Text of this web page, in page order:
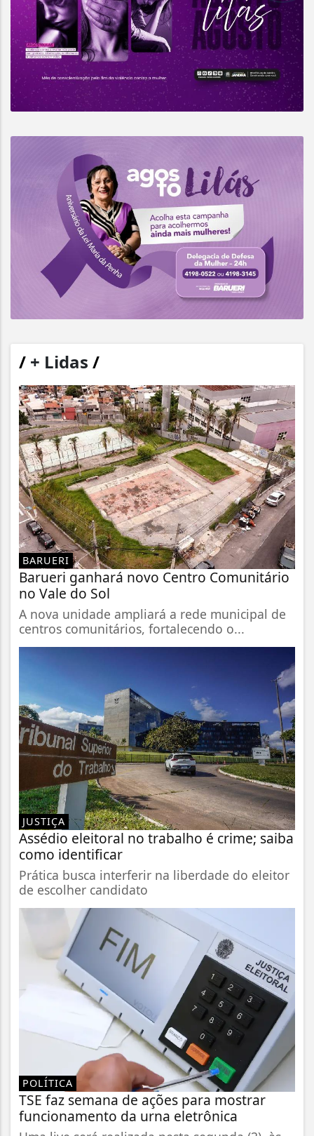
/ + Lidas /
BARUERI
Barueri ganhará novo Centro Comunitário
no Vale do Sol
A nova unidade ampliará a rede municipal de
centros comunitários, fortalecendo o...
JUSTIÇA
Assédio eleitoral no trabalho é crime; saiba
como identificar
Prática busca interferir na liberdade do eleitor
de escolher candidato
POLÍTICA
TSE faz semana de ações para mostrar
funcionamento da urna eletrônica